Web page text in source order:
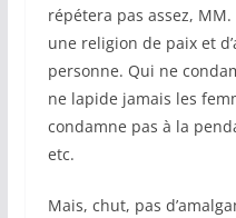
répétera pas assez,
une religion de paix et
personne. Qui ne
ne lapide jamais les
condamne pas à la
etc.
Mais, chut, pas